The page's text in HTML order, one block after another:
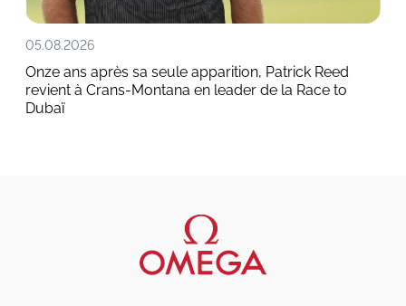
05.08.2026
Onze ans après sa seule apparition, Patrick Reed
revient à Crans-Montana en leader de la Race to
Dubaï